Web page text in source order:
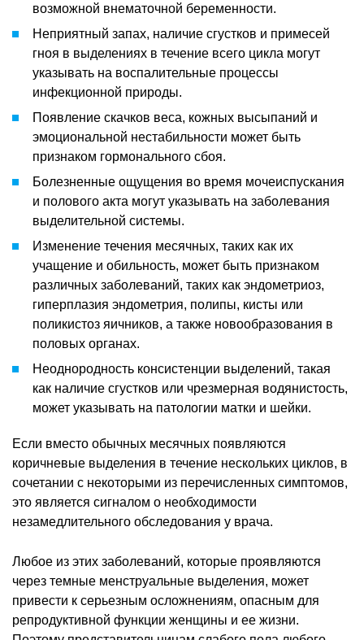
возможной внематочной беременности.
Неприятный запах, наличие сгустков и примесей
гноя в выделениях в течение всего цикла могут
указывать на воспалительные процессы
инфекционной природы.
Появление скачков веса, кожных высыпаний и
эмоциональной нестабильности может быть
признаком гормонального сбоя.
Болезненные ощущения во время мочеиспускания
и полового акта могут указывать на заболевания
выделительной системы.
Изменение течения месячных, таких как их
учащение и обильность, может быть признаком
различных заболеваний, таких как эндометриоз,
гиперплазия эндометрия, полипы, кисты или
поликистоз яичников, а также новообразования в
половых органах.
Неоднородность консистенции выделений, такая
как наличие сгустков или чрезмерная водянистость,
может указывать на патологии матки и шейки.
Если вместо обычных месячных появляются
коричневые выделения в течение нескольких циклов, в
сочетании с некоторыми из перечисленных симптомов,
это является сигналом о необходимости
незамедлительного обследования у врача.
Любое из этих заболеваний, которые проявляются
через темные менструальные выделения, может
привести к серьезным осложнениям, опасным для
репродуктивной функции женщины и ее жизни.